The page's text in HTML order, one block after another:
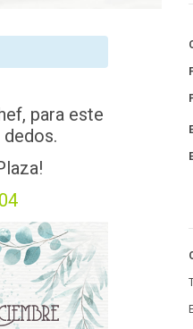
para este
!